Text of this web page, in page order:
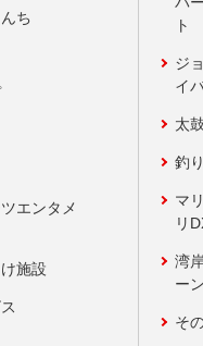
ち
エンタメ
施設
ト
ジ
イ
太
釣
マ
リ
湾
ー
そ